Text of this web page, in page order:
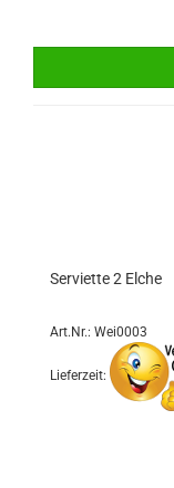
Serviette 2 Elche
Art.Nr.: Wei0003
Lieferzeit: